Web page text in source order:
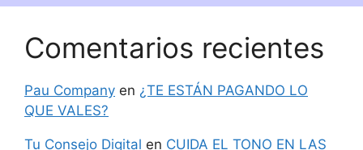
Comentarios recientes
Pau Company en ¿TE ESTÁN PAGANDO LO
QUE VALES?
Tu Consejo Digital en CUIDA EL TONO EN LAS